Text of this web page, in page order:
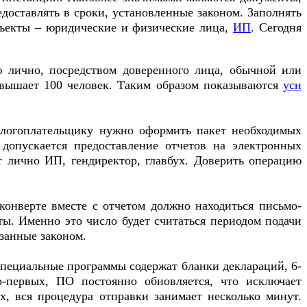
в сроки, установленные законом. Заполнять
– юридические и физические лица,ИП. Сегодня
посредством доверенного лица, обычной или
100 человек. Таким образом показываются усн
нужно оформить пакет необходимых
предоставление отчетов на электронных
ИП, гендиректор, главбух. Доверить операцию
вместе с отчетом должно находиться письмо-
Именно это число будет считаться периодом подачи
законом.
программы содержат бланки деклараций, 6-
ПО постоянно обновляется, что исключает
процедура отправки занимает несколько минут.